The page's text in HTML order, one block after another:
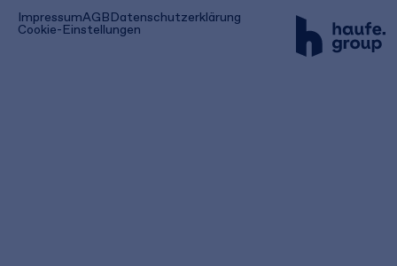
ImpressumAGB(öffnet
in
einem
Datenschutzerklärung
Cookie-Einstellungen